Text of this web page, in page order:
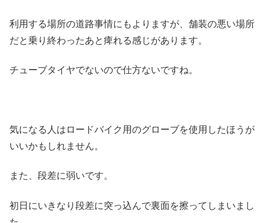
利用する場所の道路事情にもよりますが、舗装の悪い場所
だと乗り終わったあと痺れる感じがあります。
チューブタイヤでないので仕方ないですね。
気になる人はロードバイク用のグローブを使用したほうが
いいかもしれません。
また、段差に弱いです。
初日にいきなり段差に突っ込んで裏面を擦ってしまいまし